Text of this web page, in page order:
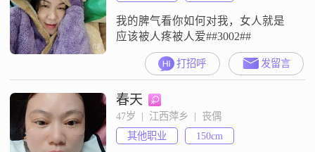
我的脾气看你如何对我，女人就是
应该被人疼被人爱##3002##
打招呼 发留言
春天
47岁  |  江西萍乡  |  丧偶
其他职业
150cm